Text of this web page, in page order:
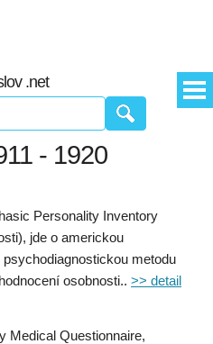
.net
- 1920
Personality Inventory
jde o americkou
metodu
osobnosti.. >> detail
Medical Questionnaire,